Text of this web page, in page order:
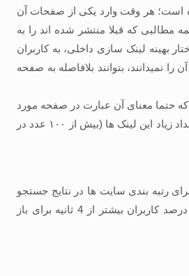
است؛ هر وقت وارد یکی از صفحات آن
مطالبی که قبلا منتشر شده اند را به
بهینه لینک سازی داخلی، به کاربران
نمیدانند، بتوانند بلافاصله به صفحه
که حتما معنای آن عبارت در صفحه مورد
نظر باشد و صرفا تا میتوان نباید لینک سازی داخلی کرد. تعداد زیاد این لینک ها (بیش از ۱۰۰ عدد در
رتبه بندی سایت ها در نتایج جستجو
محسوب می شود. در تحقیقی نیز مشخص شده که 75 درصد کاربران بیشتر از 4 ثانیه برای باز